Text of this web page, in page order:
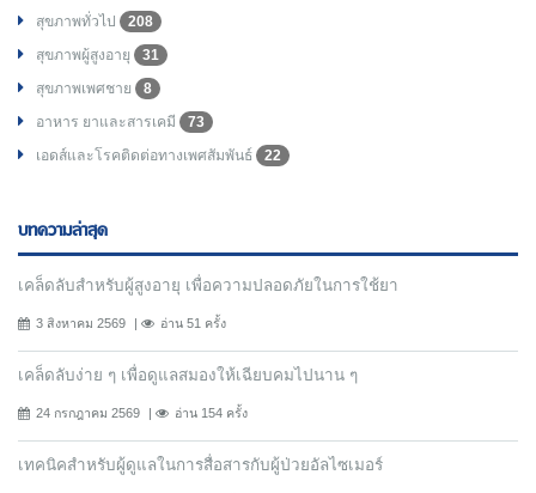
สุขภาพทั่วไป
208
สุขภาพผู้สูงอายุ
31
สุขภาพเพศชาย
8
อาหาร ยาและสารเคมี
73
เอดส์และโรคติดต่อทางเพศสัมพันธ์
22
บทความล่าสุด
เคล็ดลับสำหรับผู้สูงอายุ เพื่อความปลอดภัยในการใช้ยา
3 สิงหาคม 2569 อ่าน 51 ครั้ง
เคล็ดลับง่าย ๆ เพื่อดูแลสมองให้เฉียบคมไปนาน ๆ
24 กรกฎาคม 2569 อ่าน 154 ครั้ง
เทคนิคสำหรับผู้ดูแลในการสื่อสารกับผู้ป่วยอัลไซเมอร์